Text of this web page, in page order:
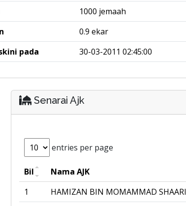
1000 jemaah
0.9 ekar
pada
30-03-2011 02:45:00
Senarai Ajk
entries per page
Bil Nama AJK
1
HAMIZAN BIN MOMAMMAD SHAARI